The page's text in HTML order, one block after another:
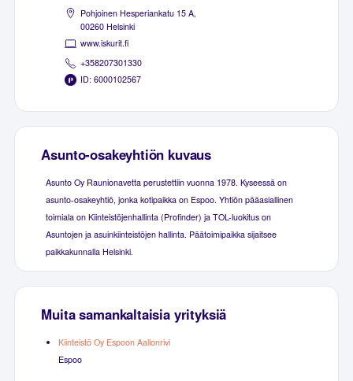
Pohjoinen Hesperiankatu 15 A,
00260 Helsinki
www.iskurit.fi
+358207301330
ID: 6000102567
Asunto-osakeyhtiön kuvaus
Asunto Oy Raunionavetta perustettiin vuonna 1978. Kyseessä on
asunto-osakeyhtiö, jonka kotipaikka on Espoo. Yhtiön pääasiallinen
toimiala on Kiinteistöjenhallinta (Profinder) ja TOL-luokitus on
Asuntojen ja asuinkiinteistöjen hallinta. Päätoimipaikka sijaitsee
paikkakunnalla Helsinki.
Muita samankaltaisia yrityksiä
Kiinteistö Oy Espoon Aallonrivi
Espoo